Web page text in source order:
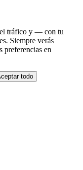
el tráfico y — con tu
Siempre verás
preferencias en
todo